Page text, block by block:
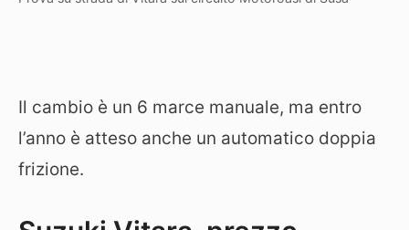
Il cambio è un 6 marce manuale, ma entro
l’anno è atteso anche un automatico doppia
frizione.